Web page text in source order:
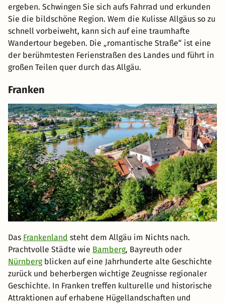
ergeben. Schwingen Sie sich aufs Fahrrad und erkunden
Sie die bildschöne Region. Wem die Kulisse Allgäus so zu
schnell vorbeiweht, kann sich auf eine traumhafte
Wandertour begeben. Die „romantische Straße“ ist eine
der berühmtesten Ferienstraßen des Landes und führt in
großen Teilen quer durch das Allgäu.
Franken
Das Frankenland steht dem Allgäu im Nichts nach.
Prachtvolle Städte wie Bamberg, Bayreuth oder
Nürnbergblicken auf eine Jahrhunderte alte Geschichte
zurück und beherbergen wichtige Zeugnisse regionaler
Geschichte. In Franken treffen kulturelle und historische
Attraktionen auf erhabene Hügellandschaften und